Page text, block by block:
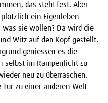
das steht fest. Aber
ein Eigenleben
sie wollen? Da wird die
Witz auf den Kopf gestellt.
geniessen es die
selbst im Rampenlicht zu
neu zu überraschen.
zu einer anderen Welt